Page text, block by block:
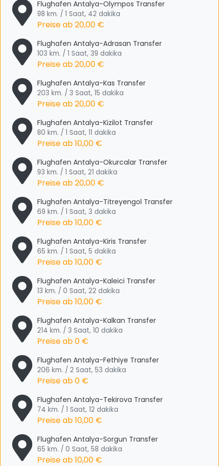
Flughafen Antalya-Olympos Transfer
98 km. / 1 Saat, 42 dakika
Preise ab20,00 €
Flughafen Antalya-Adrasan Transfer
103 km. / 1 Saat, 39 dakika
Preise ab20,00 €
Flughafen Antalya-Kas Transfer
203 km. / 3 Saat, 15 dakika
Preise ab20,00 €
Flughafen Antalya-Kizilot Transfer
80 km. / 1 Saat, 11 dakika
Preise ab10,00 €
Flughafen Antalya-Okurcalar Transfer
93 km. / 1 Saat, 21 dakika
Preise ab20,00 €
Flughafen Antalya-Titreyengol Transfer
69 km. / 1 Saat, 3 dakika
Preise ab10,00 €
Flughafen Antalya-Kiris Transfer
65 km. / 1 Saat, 5 dakika
Preise ab10,00 €
Flughafen Antalya-Kaleici Transfer
13 km. / 0 Saat, 22 dakika
Preise ab10,00 €
Flughafen Antalya-Kalkan Transfer
214 km. / 3 Saat, 10 dakika
Preise ab0 €
Flughafen Antalya-Fethiye Transfer
206 km. / 2 Saat, 53 dakika
Preise ab0 €
Flughafen Antalya-Tekirova Transfer
74 km. / 1 Saat, 12 dakika
Preise ab10,00 €
Flughafen Antalya-Sorgun Transfer
65 km. / 0 Saat, 58 dakika
Preise ab10,00 €